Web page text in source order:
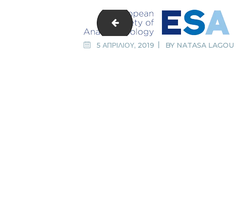
wfsa-logo
5 ΑΠΡΙΛΙΟΥ, 2019 BY NATASA LAGOU